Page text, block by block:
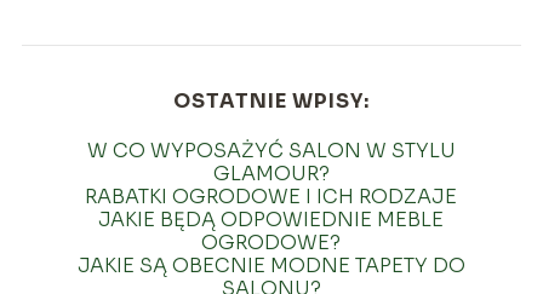
OSTATNIE WPISY:
W CO WYPOSAŻYĆ SALON W STYLU
GLAMOUR?
RABATKI OGRODOWE I ICH RODZAJE
JAKIE BĘDĄ ODPOWIEDNIE MEBLE
OGRODOWE?
JAKIE SĄ OBECNIE MODNE TAPETY DO